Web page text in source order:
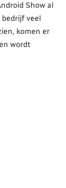
Show al
veel
komen er
en wordt